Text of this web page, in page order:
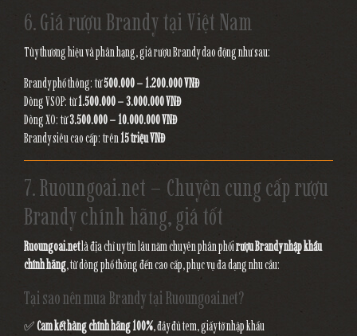
6. Giá rượu Brandy tại Việt Nam
Tùy thương hiệu và phân hạng, giá rượu Brandy dao động như sau:
Brandy phổ thông: từ500.000 – 1.200.000 VNĐ
Dòng VSOP: từ1.500.000 – 3.000.000 VNĐ
Dòng XO: từ3.500.000 – 10.000.000 VNĐ
Brandy siêu cao cấp: trên15 triệu VNĐ
7. Ruoungoai.net – Chuyên cung cấp rượu
Brandy chính hãng, giá tốt
Ruoungoai.netlà địa chỉ uy tín lâu năm chuyên phân phốirượu Brandy nhập khẩu
chính hãng, từ dòng phổ thông đến cao cấp, phục vụ đa dạng nhu cầu:
Tại sao nên mua Brandy tại Ruoungoai.net?
✅Cam kết hàng chính hãng 100%, đầy đủ tem, giấy tờ nhập khẩu